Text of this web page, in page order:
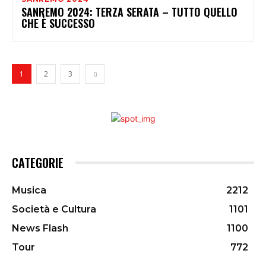
SANREMO 2024: TERZA SERATA – TUTTO QUELLO
CHE È SUCCESSO
1 2 3
CATEGORIE
Musica
2212
Società e Cultura
1101
News Flash
1100
Tour
772